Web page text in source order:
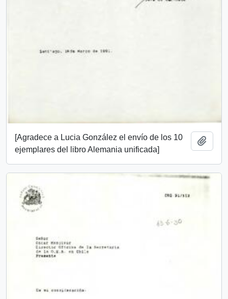
[Agradece a Lucia González el envío de los 10
ejemplares del libro Alemania unificada]